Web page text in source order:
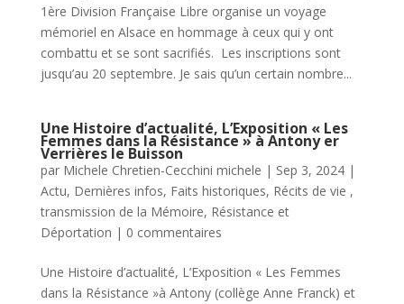
1ère Division Française Libre organise un voyage
mémoriel en Alsace en hommage à ceux qui y ont
combattu et se sont sacrifiés. Les inscriptions sont
jusqu’au 20 septembre. Je sais qu’un certain nombre...
Une Histoire d’actualité, L’Exposition « Les
Femmes dans la Résistance » à Antony er
Verrières le Buisson
par Michele Chretien-Cecchini michele | Sep 3, 2024|
Actu, Dernières infos, Faits historiques, Récits de vie ,
transmission de la Mémoire, Résistance et
Déportation | 0 commentaires
Une Histoire d’actualité, L’Exposition « Les Femmes
dans la Résistance »à Antony (collège Anne Franck) et